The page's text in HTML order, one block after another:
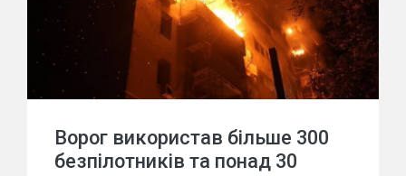
Ворог використав більше 300
безпілотників та понад 30